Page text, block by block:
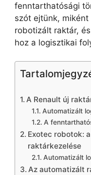
fenntarthatósági
szót ejtünk,
robotizált raktár,
hoz a logisztikai
A Renault új
Automatizált
A
Exotec robotok:
raktárkezelése
Automatizált
Az automatizált